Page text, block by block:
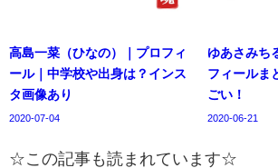
高島一菜（ひなの）｜プロフィ
ール｜中学校や出身は？インス
タ画像あり
2020-07-04
ゆあさみち
フィールま
ごい！
2020-06-21
☆この記事も読まれています☆